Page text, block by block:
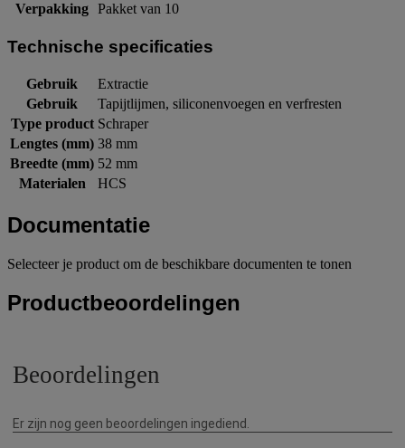
Verpakking Pakket van 10
Technische specificaties
Gebruik
Extractie
Gebruik
Tapijtlijmen, siliconenvoegen en verfresten
Type product Schraper
Lengtes (mm) 38 mm
Breedte (mm) 52 mm
Materialen
HCS
Documentatie
Selecteer je product om de beschikbare documenten te tonen
Productbeoordelingen